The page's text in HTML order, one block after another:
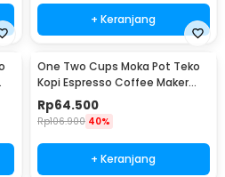
+ Keranjang
One Two Cups Moka Pot Teko
Kopi Espresso Coffee Maker
Stovetop 2 Cup 100ml - Z21
Rp64.500
Rp106.900 40%
+ Keranjang